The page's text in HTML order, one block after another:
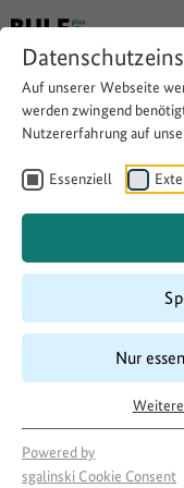
Auf unserer Webseite
werden zwingend
Nutzererfahrung auf
Essenziell
Nur
Powered by
sgalinski Cookie Consent
Bilder des
Kultur-
Website
03/2023
Förderung